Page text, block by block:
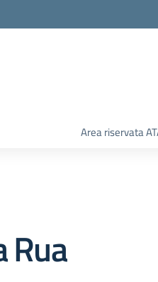
Area riservata
Rua